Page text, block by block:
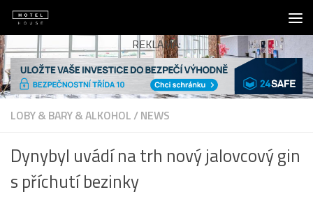
Skip to content
REKLAMA:
LOBY & BARY & ALKOHOL/NEWS
Dynybyl uvádí na trh nový jalovcový gin
s příchutí bezinky